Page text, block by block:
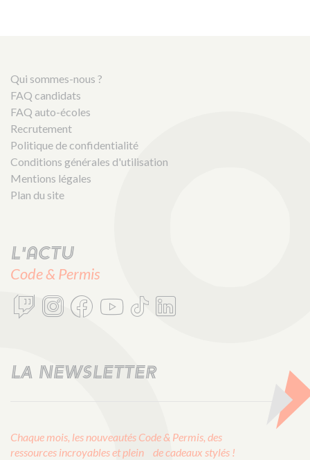
Qui sommes-nous ?
FAQ candidats
FAQ auto-écoles
Recrutement
Politique de confidentialité
Conditions générales d'utilisation
Mentions légales
Plan du site
L'actu
Code & Permis
LA NEWSLETTER
Chaque mois, les nouveautés Code & Permis, des
ressources incroyables et plein de cadeaux stylés !